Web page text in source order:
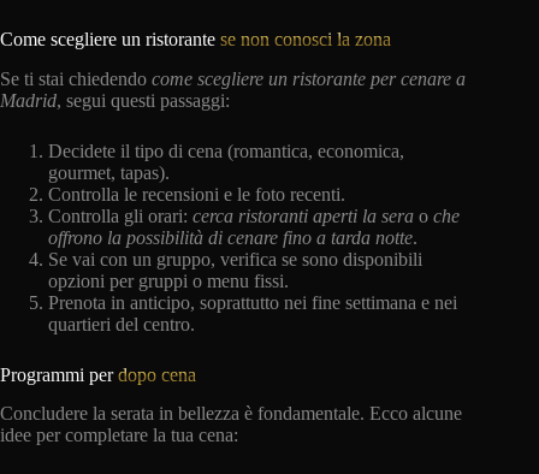
Come scegliere un ristorante se non conosci la zona
Se ti stai chiedendo come scegliere un ristorante per cenare a
Madrid, segui questi passaggi:
Decidete il tipo di cena (romantica, economica,
gourmet, tapas).
Controlla le recensioni e le foto recenti.
Controlla gli orari: cerca ristoranti aperti la sera o che
offrono la possibilità di cenare fino a tarda notte.
Se vai con un gruppo, verifica se sono disponibili
opzioni per gruppi o menu fissi.
Prenota in anticipo, soprattutto nei fine settimana e nei
quartieri del centro.
Programmi perdopo cena
Concludere la serata in bellezza è fondamentale. Ecco alcune
idee per completare la tua cena: